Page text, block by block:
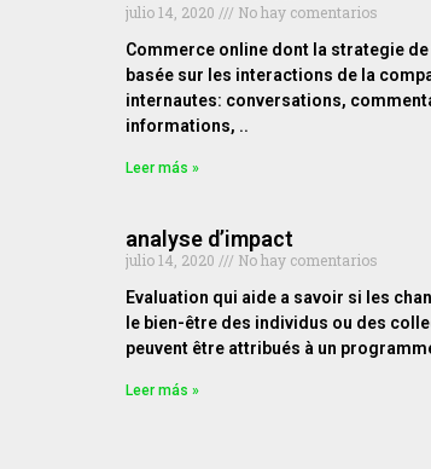
julio 14, 2020
No hay comentarios
Commerce online dont la strategie de
basée sur les interactions de la
internautes: conversations,
informations, ..
Leer más »
analyse d’impact
julio 14, 2020
No hay comentarios
Evaluation qui aide a savoir si les
le bien-être des individus ou des
peuvent être attribués à un
Leer más »